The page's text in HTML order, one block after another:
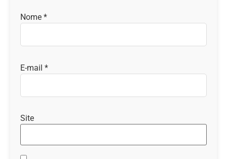
Nome *
E-mail *
Site